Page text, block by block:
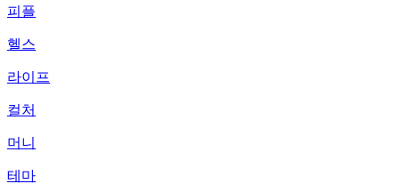
피플
헬스
라이프
컬처
머니
테마